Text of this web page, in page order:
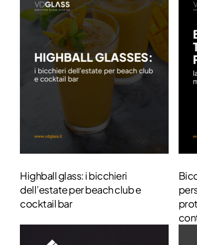
Highball glass: i bicchieri
dell’estate per beach club e
cocktail bar